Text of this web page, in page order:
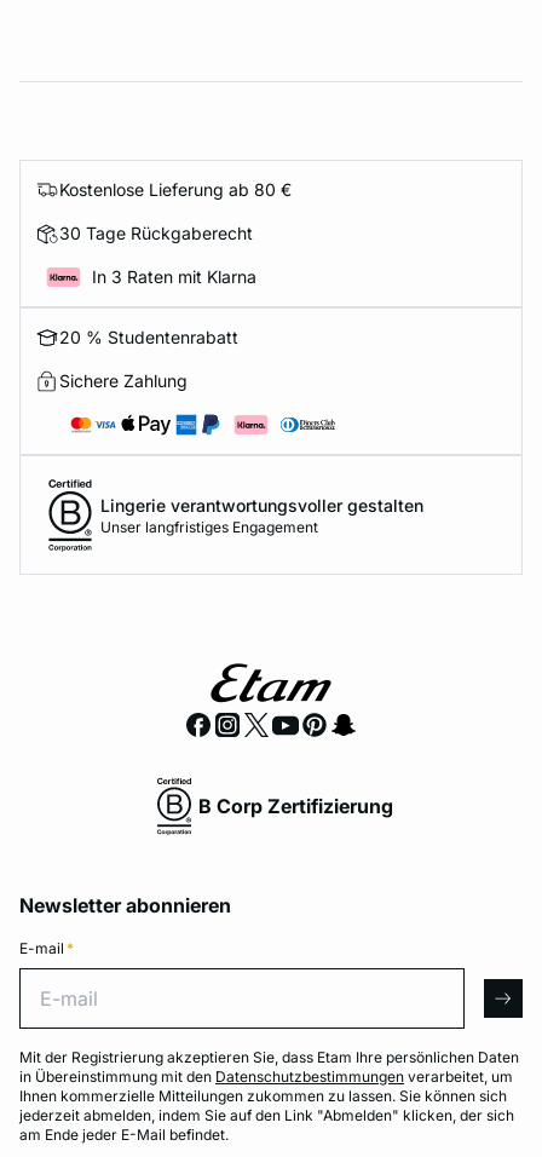
Kostenlose Lieferung ab 80 €
30 Tage Rückgaberecht
In 3 Raten mit Klarna
20 % Studentenrabatt
Sichere Zahlung
Lingerie verantwortungsvoller gestalten
Unser langfristiges Engagement
B Corp Zertifizierung
Newsletter abonnieren
E-mail *
Mit der Registrierung akzeptieren Sie, dass Etam Ihre persönlichen Daten
in Übereinstimmung mit den Datenschutzbestimmungen verarbeitet, um
Ihnen kommerzielle Mitteilungen zukommen zu lassen. Sie können sich
jederzeit abmelden, indem Sie auf den Link "Abmelden" klicken, der sich
am Ende jeder E-Mail befindet.